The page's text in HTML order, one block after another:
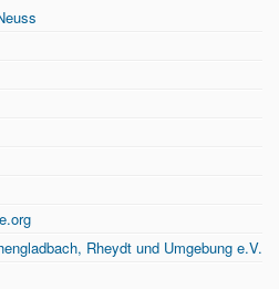
Rheydt und Umgebung e.V.